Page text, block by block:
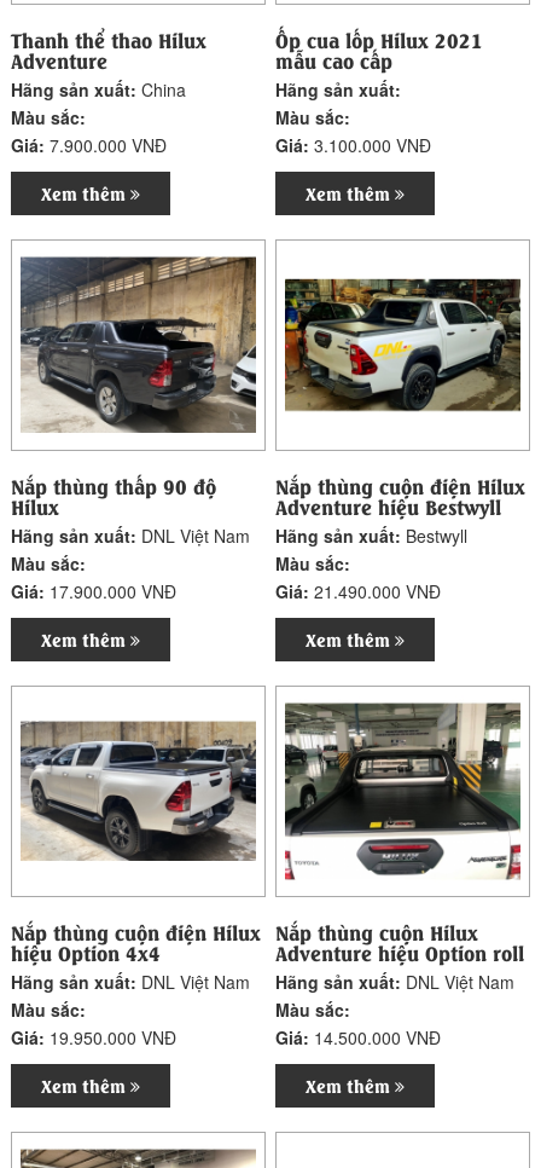
Thanh thể thao Hilux
Adventure
Hãng sản xuất:China
Màu sắc:
Giá:7.900.000 VNĐ
Xem thêm
Ốp cua lốp Hilux 2021
mẫu cao cấp
Hãng sản xuất:
Màu sắc:
Giá:3.100.000 VNĐ
Xem thêm
Nắp thùng thấp 90 độ
Hilux
Hãng sản xuất: DNL Việt Nam
Màu sắc:
Giá: 17.900.000 VNĐ
Xem thêm
Nắp thùng cuộn điện Hilux
Adventure hiệu Bestwyll
Hãng sản xuất: Bestwyll
Màu sắc:
Giá:21.490.000 VNĐ
Xem thêm
Nắp thùng cuộn điện Hilux
hiệu Option 4x4
Hãng sản xuất: DNL Việt Nam
Màu sắc:
Giá: 19.950.000 VNĐ
Xem thêm
Nắp thùng cuộn Hilux
Adventure hiệu Option roll
Hãng sản xuất: DNL Việt Nam
Màu sắc:
Giá: 14.500.000 VNĐ
Xem thêm